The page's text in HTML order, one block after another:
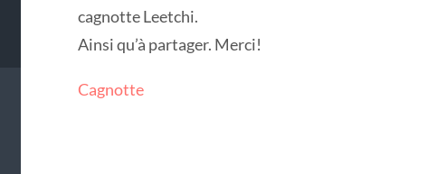
cagnotte Leetchi.
Ainsi qu’à partager. Merci!
Cagnotte